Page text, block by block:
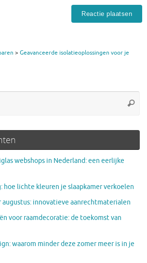
>Geavanceerde isolatieoplossingen voor je
webshops in Nederland: een eerlijke
hoe lichte kleuren je slaapkamer verkoelen
augustus: innovatieve aanrechtmaterialen
voor raamdecoratie: de toekomst van
waarom minder deze zomer meer is in je